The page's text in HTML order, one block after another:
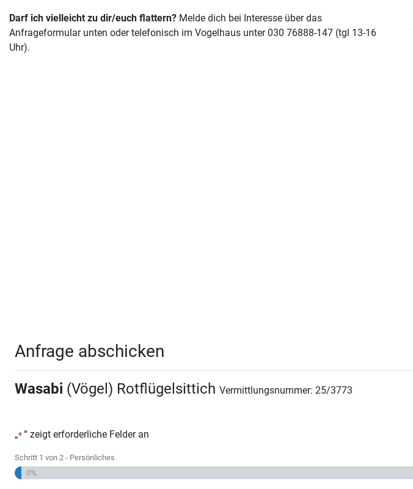
Darf ich vielleicht zu dir/euch flattern? Melde dich bei Interesse über das
Anfrageformular unten oder telefonisch im Vogelhaus unter 030 76888-147 (tgl 13-16
Uhr).
Anfrage abschicken
Wasabi (Vögel) Rotflügelsittich Vermittlungsnummer: 25/3773
„* “ zeigt erforderliche Felder an
Schritt 1 von 2 - Persönliches
0%